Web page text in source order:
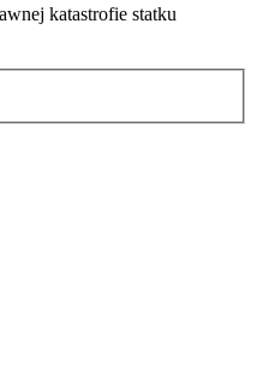
katastrofie statku